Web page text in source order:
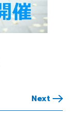
Next